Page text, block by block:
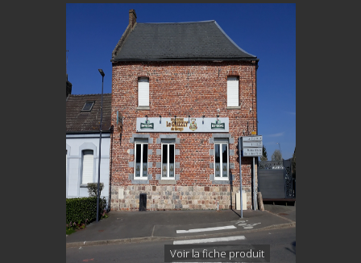
Voir la fiche produit